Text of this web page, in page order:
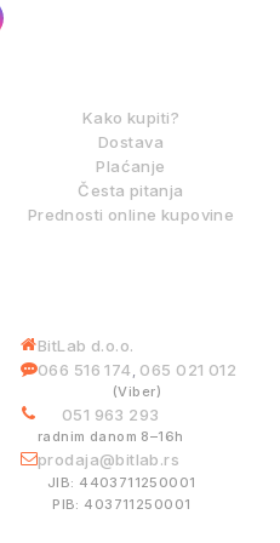
Kako kupiti?
Dostava
Plaćanje
Česta pitanja
Prednosti online kupovine
BitLab d.o.o.
066 516 174, 065 021 012
(Viber)
051 963 293
radnim danom 8–16h
prodaja@bitlab.rs
JIB: 4403711250001
PIB: 403711250001